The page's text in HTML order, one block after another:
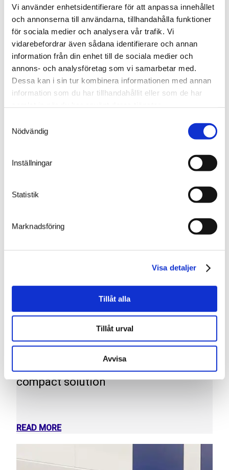
Vi använder enhetsidentifierare för att anpassa innehållet
och annonserna till användarna, tillhandahålla funktioner
för sociala medier och analysera vår trafik. Vi
vidarebefordrar även sådana identifierare och annan
information från din enhet till de sociala medier och
annons- och analysföretag som vi samarbetar med.
Dessa kan i sin tur kombinera informationen med annan
information som du har tillhandahållit eller som de har
Nödvändig
Inställningar
Statistik
Marknadsföring
Visa detaljer
Tillåt alla
Tillåt urval
Avvisa
2026-02-11
Vertical power! Unlock warehouse
potential.
READ MORE
2025-12-03
Say hello to the new 600, our most
compact solution
READ MORE